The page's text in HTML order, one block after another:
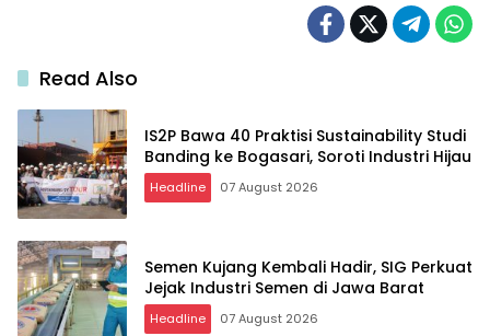
Read Also
IS2P Bawa 40 Praktisi Sustainability Studi
Banding ke Bogasari, Soroti Industri Hijau
Headline 07 August 2026
Semen Kujang Kembali Hadir, SIG Perkuat
Jejak Industri Semen di Jawa Barat
Headline 07 August 2026